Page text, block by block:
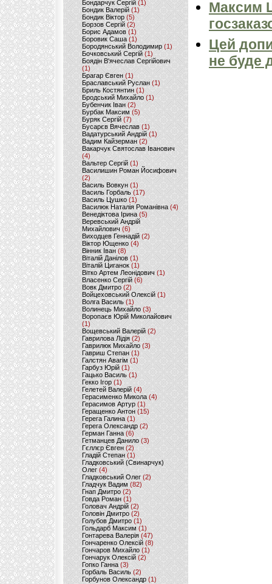
Бондарчук Сергій(1)
Бондик Валерій (1)
Бондик Віктор(5)
Борзов Сергiй (2)
Борис Адамов(1)
Боровик Саша (1)
Бородянський Володимир (1)
Бочковський Сергій (1)
Боядін В'ячеслав Сергійович
(1)
Брагар Євген (1)
Браславський Руслан (1)
Бриль Костянтин (1)
Бродський Михайло (1)
Бубенчик Іван(2)
Бурбак Максим (5)
Буряк Сергій (7)
Бусарєв Вячеслав (1)
Вадатурський Андрій (1)
Вадим Кайзерман (2)
Вакарчук Святослав Іванович
(4)
Вальтер Сергій (1)
Василишин Роман Йосифович
(2)
Василь Вовкун (1)
Василь Горбаль (17)
Василь Цушко (1)
Василюк Наталія Романівна (4)
Венедіктова Ірина(5)
Веревський Андрій
Михайлович (6)
Виходцев Геннадій (2)
Віктор Ющенко (4)
Вінник Іван (8)
Віталій Данілов (1)
Віталій Циганок (1)
Вітко Артем Леонідович(1)
Власенко Сергій (6)
Вовк Дмитро(2)
Войцеховський Олексій(1)
Волга Василь (1)
Волинець Михайло (3)
Воропаєв Юрій Миколайович
(1)
Вощевський Валерій(2)
Гаврилова Лідія (2)
Гаврилюк Михайло (3)
Гавриш Степан (1)
Галстян Авагім (1)
Гарбуз Юрій (1)
Гацько Василь (1)
Гекко Ігор(1)
Гелетей Валерій (4)
Герасименко Микола (4)
Герасимов Артур (1)
Геращенко Антон(15)
Герега Галина (1)
Герега Олександр (2)
Герман Ганна (6)
Гетманцев Данило (3)
Гєллєр Євген (2)
Гладій Степан(1)
Гладковський (Свинарчук)
Олег (4)
Гладковський Олег (2)
Гладчук Вадим (82)
Гнап Дмитро (2)
Говда Роман(1)
Головач Андрій (2)
Головін Дмитро (2)
Голубов Дмитро (1)
Гольдарб Максим(1)
Гонтарева Валерія (47)
Гончаренко Олексій(8)
Гончаров Михайло (1)
Гончарук Олексій (2)
Гопко Ганна (3)
Горбаль Василь (2)
Горбунов Олександр (1)
Максим
Цей
не буде